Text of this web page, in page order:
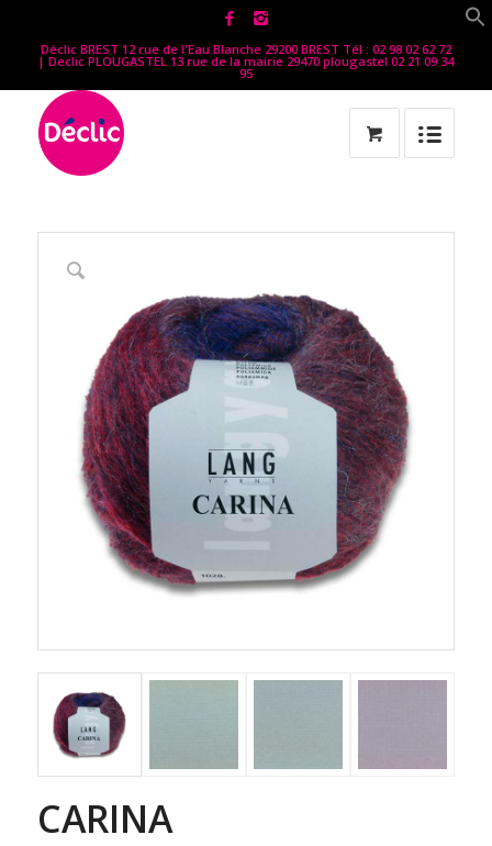
Déclic BREST 12 rue de l'Eau Blanche 29200 BREST Tél : 02 98 02 62 72
| Declic PLOUGASTEL 13 rue de la mairie 29470 plougastel 02 21 09 34
95
CARINA